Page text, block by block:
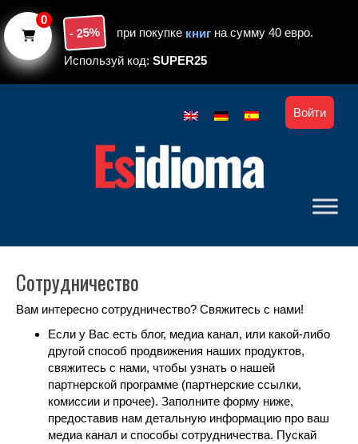
- 25% при покупке книг на сумму 40 евро.
Используй код: SUPER25
Войти
Cотрудничество
Вам интересно сотрудничество? Свяжитесь с нами!
Если у Вас есть блог, медиа канал, или какой-либо
другой способ продвижения наших продуктов,
свяжитесь с нами, чтобы узнать о нашей
партнерской программе (партнерские ссылки,
комиссии и прочее). Заполните форму ниже,
предоставив нам детальную информацию про ваш
медиа канал и способы сотрудничества. Пускай
0